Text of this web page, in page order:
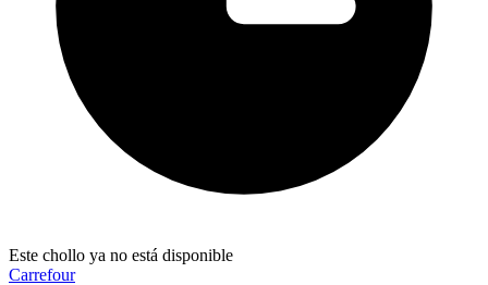
Este chollo ya no está disponible
Carrefour